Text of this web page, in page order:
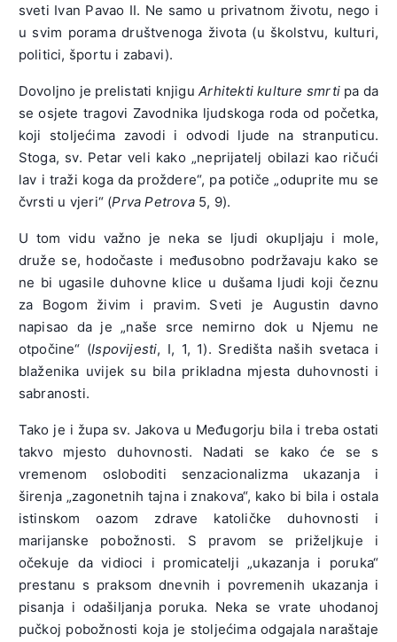
sveti Ivan Pavao II. Ne samo u privatnom životu, nego i
u svim porama društvenoga života (u školstvu, kulturi,
politici, športu i zabavi).
Dovoljno je prelistati knjiguArhitekti kulture smrtipa da
se osjete tragovi Zavodnika ljudskoga roda od početka,
koji stoljećima zavodi i odvodi ljude na stranputicu.
Stoga, sv. Petar veli kako „neprijatelj obilazi kao ričući
lav i traži koga da proždere“, pa potiče „oduprite mu se
čvrsti u vjeri“ (Prva Petrova5, 9).
U tom vidu važno je neka se ljudi okupljaju i mole,
druže se, hodočaste i međusobno podržavaju kako se
ne bi ugasile duhovne klice u dušama ljudi koji čeznu
za Bogom živim i pravim. Sveti je Augustin davno
napisao da je „naše srce nemirno dok u Njemu ne
otpočine“ (Ispovijesti, I, 1, 1). Središta naših svetaca i
blaženika uvijek su bila prikladna mjesta duhovnosti i
sabranosti.
Tako je i župa sv. Jakova u Međugorju bila i treba ostati
takvo mjesto duhovnosti. Nadati se kako će se s
vremenom osloboditi senzacionalizma ukazanja i
širenja „zagonetnih tajna i znakova“, kako bi bila i ostala
istinskom oazom zdrave katoličke duhovnosti i
marijanske pobožnosti. S pravom se priželjkuje i
očekuje da vidioci i promicatelji „ukazanja i poruka“
prestanu s praksom dnevnih i povremenih ukazanja i
pisanja i odašiljanja poruka. Neka se vrate uhodanoj
pučkoj pobožnosti koja je stoljećima odgajala naraštaje